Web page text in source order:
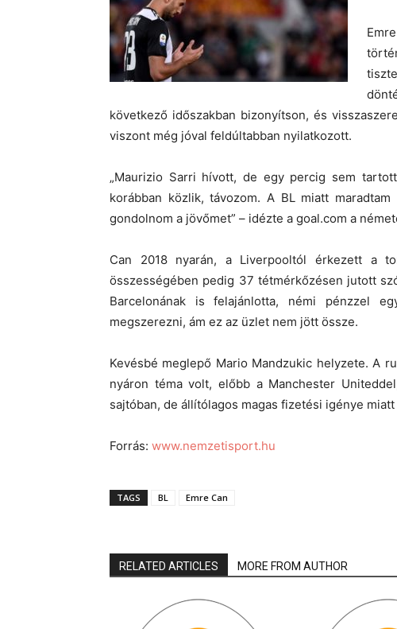
következő időszakban bizonyítson, és
viszont még jóval feldúltabban nyilatkozott.
„Maurizio Sarri hívott, de egy percig sem
korábban közlik, távozom. A BL miatt
gondolnom a jövőmet” – idézte a goal.com a
Can 2018 nyarán, a Liverpooltól érkezett a
összességében pedig 37 tétmérkőzésen jutott
Barcelonának is felajánlotta, némi pénzzel
megszerezni, ám ez az üzlet nem jött össze.
Kevésbé meglepő Mario Mandzukic helyzete. A
nyáron téma volt, előbb a Manchester
sajtóban, de állítólagos magas fizetési igénye
Forrás: www.nemzetisport.hu
TAGS BL Emre Can
RELATED ARTICLES MORE FROM AUTHOR